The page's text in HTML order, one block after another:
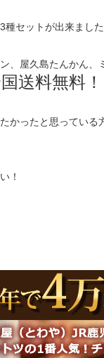
種セットが出来ました
、屋久島たんかん、
送料無料！
かったと思っている
！